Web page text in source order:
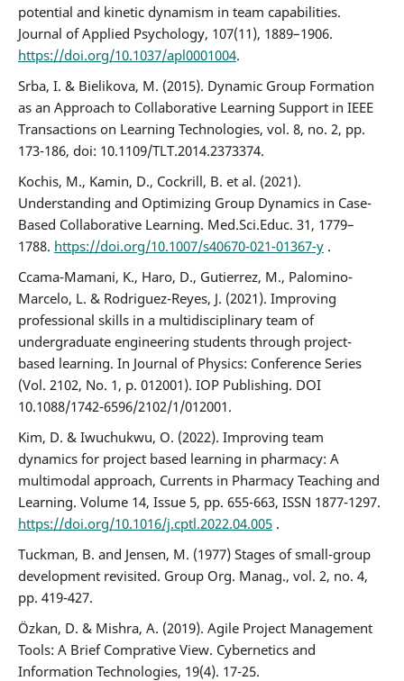
potential and kinetic dynamism in team capabilities.
Journal of Applied Psychology, 107(11), 1889–1906.
https://doi.org/10.1037/apl0001004.
Srba, I. & Bielikova, M. (2015). Dynamic Group Formation
as an Approach to Collaborative Learning Support in IEEE
Transactions on Learning Technologies, vol. 8, no. 2, pp.
173-186, doi: 10.1109/TLT.2014.2373374.
Kochis, M., Kamin, D., Cockrill, B. et al. (2021).
Understanding and Optimizing Group Dynamics in Case-
Based Collaborative Learning. Med.Sci.Educ. 31, 1779–
1788. https://doi.org/10.1007/s40670-021-01367-y.
Ccama-Mamani, K., Haro, D., Gutierrez, M., Palomino-
Marcelo, L. & Rodriguez-Reyes, J. (2021). Improving
professional skills in a multidisciplinary team of
undergraduate engineering students through project-
based learning. In Journal of Physics: Conference Series
(Vol. 2102, No. 1, p. 012001). IOP Publishing. DOI
10.1088/1742-6596/2102/1/012001.
Kim, D. & Iwuchukwu, O. (2022). Improving team
dynamics for project based learning in pharmacy: A
multimodal approach, Currents in Pharmacy Teaching and
Learning. Volume 14, Issue 5, pp. 655-663, ISSN 1877-1297.
https://doi.org/10.1016/j.cptl.2022.04.005.
Tuckman, B. and Jensen, M. (1977) Stages of small-group
development revisited. Group Org. Manag., vol. 2, no. 4,
pp. 419-427.
Özkan, D. & Mishra, A. (2019). Agile Project Management
Tools: A Brief Comprative View. Cybernetics and
Information Technologies, 19(4). 17-25.